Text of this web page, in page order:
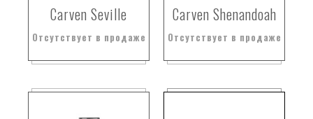
Carven Seville
Отсутствует в продаже
Carven Shenandoah
Отсутствует в продаже